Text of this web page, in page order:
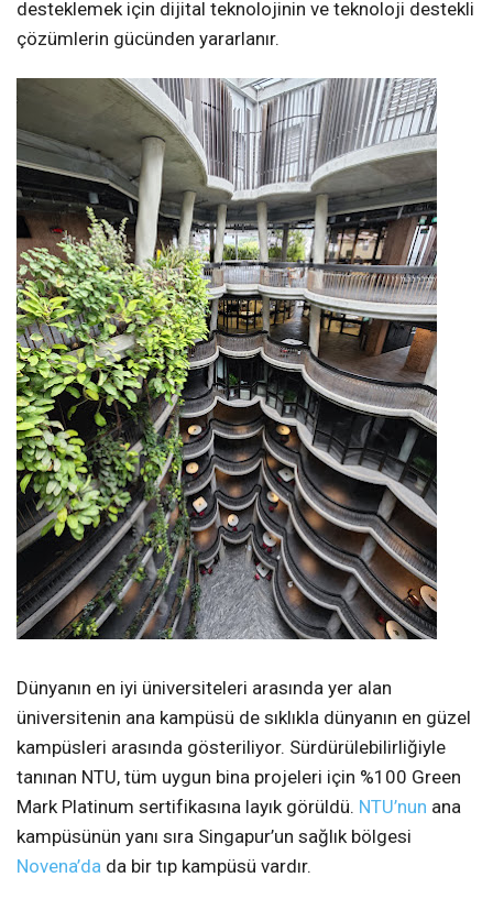
desteklemek için dijital teknolojinin ve teknoloji destekli
çözümlerin gücünden yararlanır.
Dünyanın en iyi üniversiteleri arasında yer alan
üniversitenin ana kampüsü de sıklıkla dünyanın en güzel
kampüsleri arasında gösteriliyor. Sürdürülebilirliğiyle
tanınan NTU, tüm uygun bina projeleri için %100 Green
Mark Platinum sertifikasına layık görüldü. NTU’nun ana
kampüsünün yanı sıra Singapur’un sağlık bölgesi
Novena’da da bir tıp kampüsü vardır.